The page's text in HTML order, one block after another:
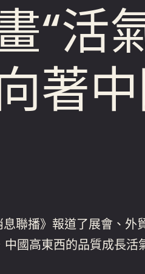
“活
著
聯播》報道了展會、
國高東西的品質成長活